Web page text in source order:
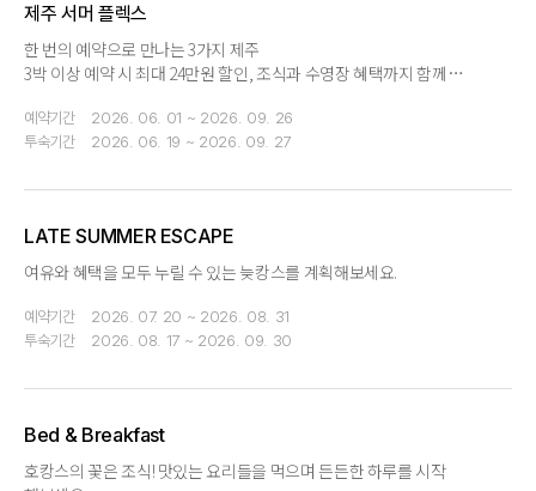
제주 서머 플렉스
한 번의 예약으로 만나는 3가지 제주
3박 이상 예약 시 최대 24만원 할인, 조식과 수영장 혜택까지 함께
예약기간
2026. 06. 01 ~ 2026. 09. 26
투숙기간
2026. 06. 19 ~ 2026. 09. 27
LATE SUMMER ESCAPE
여유와 혜택을 모두 누릴 수 있는 늦캉스를 계획해보세요.
예약기간
2026. 07. 20 ~ 2026. 08. 31
투숙기간
2026. 08. 17 ~ 2026. 09. 30
Bed & Breakfast
호캉스의 꽃은 조식! 맛있는 요리들을 먹으며 든든한 하루를 시작